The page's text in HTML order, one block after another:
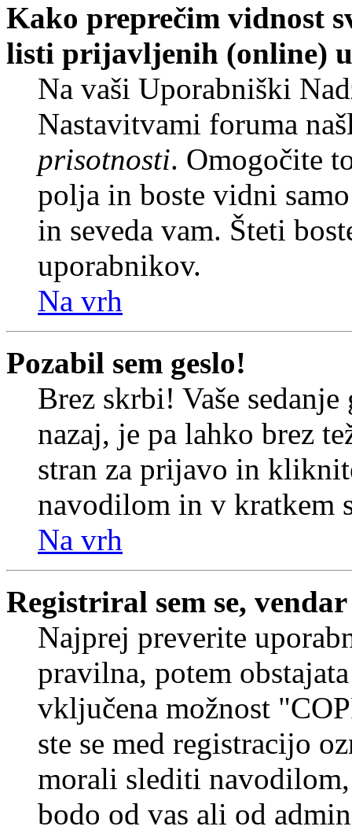
Kako preprečim vidnost
listi prijavljenih (online)
Na vaši Uporabniški
Nastavitvami foruma
prisotnosti. Omogočite
polja in boste vidni
in seveda vam. Šteti
uporabnikov.
Na vrh
Pozabil sem geslo!
Brez skrbi! Vaše
nazaj, je pa lahko brez
stran za prijavo in
navodilom in v kratkem
Na vrh
Registriral sem se,
Najprej preverite
pravilna, potem
vključena možnost
ste se med registracijo
morali slediti
bodo od vas ali od